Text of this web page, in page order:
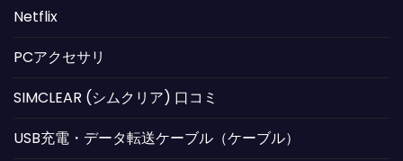
Netflix
PCアクセサリ
SIMCLEAR (シムクリア) 口コミ
USB充電・データ転送ケーブル（ケーブル）